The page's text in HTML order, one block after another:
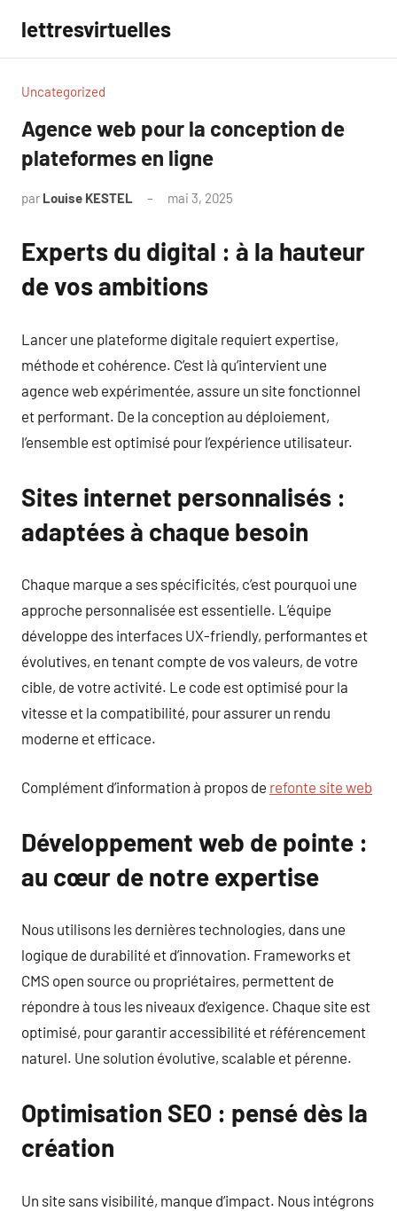
contenu
lettresvirtuelles
Uncategorized
Agence web pour la conception de
plateformes en ligne
par Louise KESTEL mai 3, 2025
Experts du digital : à la hauteur
de vos ambitions
Lancer une plateforme digitale requiert expertise,
méthode et cohérence. C’est là qu’intervient une
agence web expérimentée, assure un site fonctionnel
et performant. De la conception au déploiement,
l’ensemble est optimisé pour l’expérience utilisateur.
Sites internet personnalisés :
adaptées à chaque besoin
Chaque marque a ses spécificités, c’est pourquoi une
approche personnalisée est essentielle. L’équipe
développe des interfaces UX-friendly, performantes et
évolutives, en tenant compte de vos valeurs, de votre
cible, de votre activité. Le code est optimisé pour la
vitesse et la compatibilité, pour assurer un rendu
moderne et efficace.
Complément d’information à propos de refonte site web
Développement web de pointe :
au cœur de notre expertise
Nous utilisons les dernières technologies, dans une
logique de durabilité et d’innovation. Frameworks et
CMS open source ou propriétaires, permettent de
répondre à tous les niveaux d’exigence. Chaque site est
optimisé, pour garantir accessibilité et référencement
naturel. Une solution évolutive, scalable et pérenne.
Optimisation SEO : pensé dès la
création
Un site sans visibilité, manque d’impact. Nous intégrons